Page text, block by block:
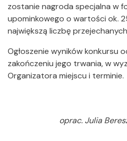
zostanie nagroda specjalna w
upominkowego o wartości ok.
największą liczbę
Ogłoszenie wyników konkursu
zakończeniu jego trwania, w
Organizatora miejscu i terminie.
oprac. Julia